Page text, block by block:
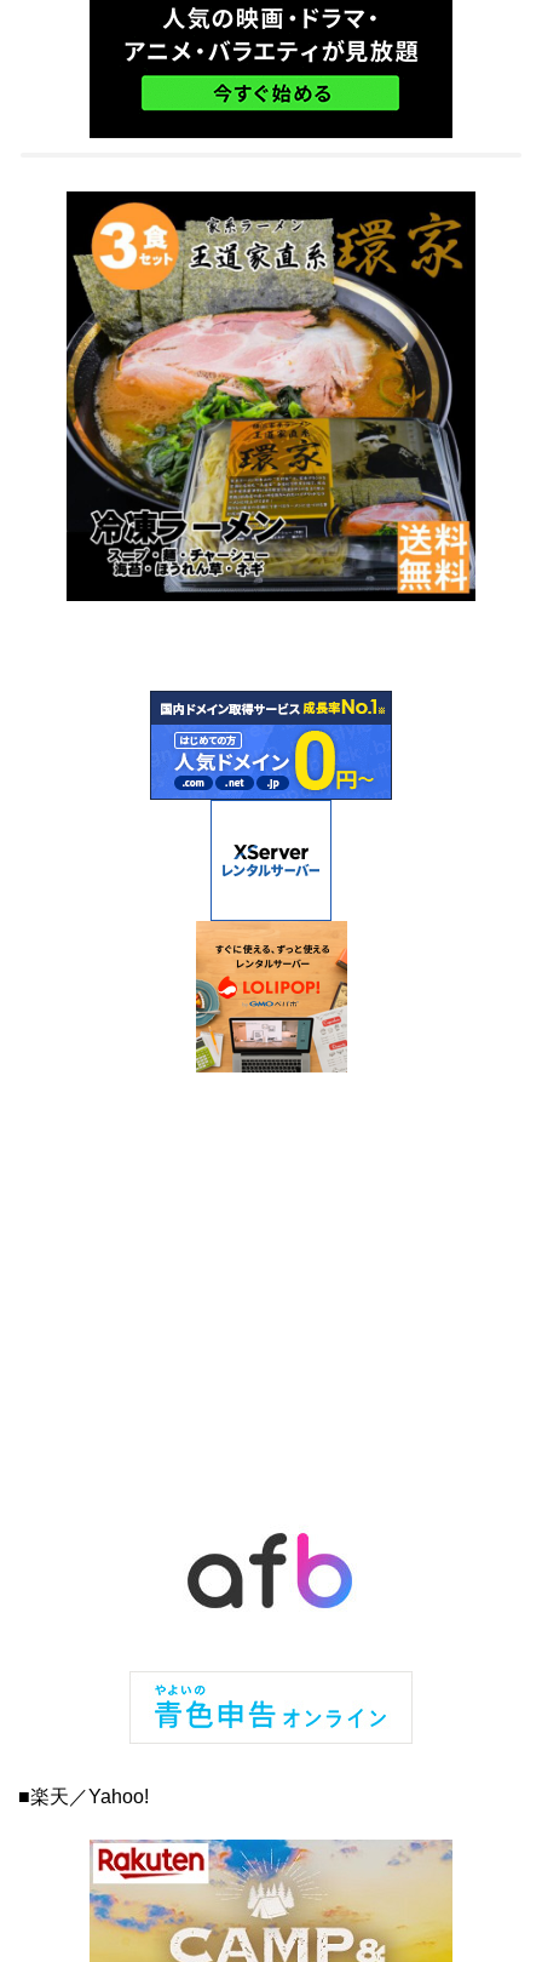
■楽天／Yahoo!